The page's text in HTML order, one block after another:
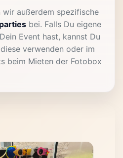
wir außerdem spezifische
bei. Falls Du eigene
Event hast, kannst Du
verwenden oder im
beim Mieten der Fotobox